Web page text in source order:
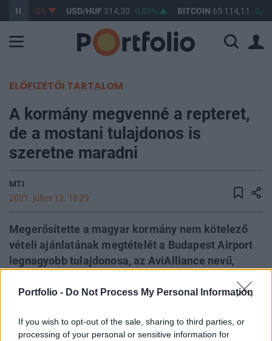
Portfolio - Do Not Process My Personal Information
If you wish to opt-out of the sale, sharing to third parties, or
processing of your personal or sensitive information for
363,16 0% USD/HUF 314,30 0,03% BITCOIN 65 114,11
ELŐFIZETŐI TARTALOM
A kormány megvenné a repteret,
de a mostani tulajdonos is
szeretne maradni
MTI
2021. július 12. 18:29
Megerősítette a magyar kormány nem kötelező
vételi ajánlatának megtételét a Budapest Airport
legnagyobb tulajdonosa, az AviAlliance nevű,
is megjegyezte, reméli, hogy továbbra is
repülőtéren.